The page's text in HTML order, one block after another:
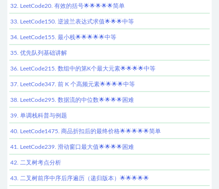
32. LeetCode20. 有效的括号🌟🌟🌟🌟🌟简单
33. LeetCode150. 逆波兰表达式求值🌟🌟🌟中等
34. LeetCode155. 最小栈🌟🌟🌟🌟🌟中等
35. 优先队列基础讲解
36. LeetCode215. 数组中的第K个最大元素🌟🌟🌟🌟中等
37. LeetCode347. 前 K 个高频元素🌟🌟🌟🌟中等
38. LeetCode295. 数据流的中位数🌟🌟🌟🌟困难
39. 单调栈科普与例题
40. LeetCode1475. 商品折扣后的最终价格🌟🌟🌟🌟🌟简单
41. LeetCode239. 滑动窗口最大值🌟🌟🌟🌟困难
42. 二叉树考点分析
43. 二叉树前序中序后序遍历（递归版本）🌟🌟🌟🌟🌟